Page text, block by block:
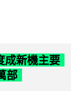
成新機主要
部